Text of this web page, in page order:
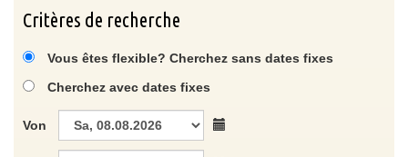
Critères de recherche
Vous êtes flexible? Cherchez sans dates fixes
Cherchez avec dates fixes
Von